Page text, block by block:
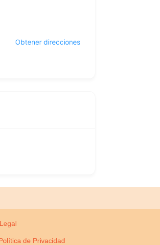
Obtener direcciones
de Privacidad